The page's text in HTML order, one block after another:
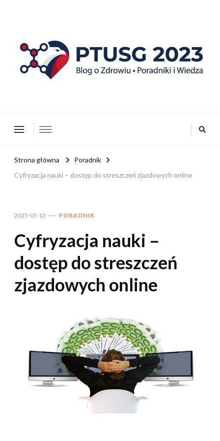
Strona główna
Poradnik
Cyfryzacja nauki – dostęp do streszczeń zjazdowych online
2025-05-13 PORADNIK
Cyfryzacja nauki –
dostęp do streszczeń
zjazdowych online